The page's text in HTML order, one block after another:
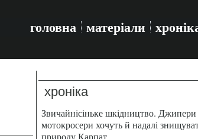
головна матеріали
хроніка
Звичайнісіньке шкідництво. Джипери
мотокросери хочуть й надалі
природу Карпат